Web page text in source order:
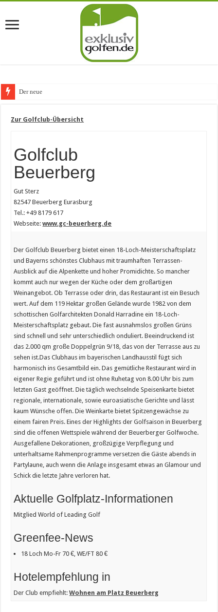
Der neue Trend im Golf
Zur Golfclub-Übersicht
Golfclub
Beuerberg
Gut Sterz
82547 Beuerberg Eurasburg
Tel.: +49 8179 617
Webseite:www.gc-beuerberg.de
Der Golfclub Beuerberg bietet einen 18-Loch-Meisterschaftsplatz
und Bayerns schönstes Clubhaus mit traumhaften Terrassen-
Ausblick auf die Alpenkette und hoher Promidichte. So mancher
kommt auch nur wegen der Küche oder dem großartigen
Weinangebot. Ob Terrasse oder drin, das Restaurant ist ein Besuch
wert. Auf dem 119 Hektar großen Gelände wurde 1982 von dem
schottischen Golfarchitekten Donald Harradine ein 18-Loch-
Meisterschaftsplatz gebaut. Die fast ausnahmslos großen Grüns
sind schnell und sehr unterschiedlich onduliert. Beeindruckend ist
das 2.000 qm große Doppelgrün 9/18, das von der Terrasse aus zu
sehen ist.Das Clubhaus im bayerischen Landhausstil fügt sich
harmonisch ins Gesamtbild ein. Das gemütliche Restaurant wird in
eigener Regie geführt und ist ohne Ruhetag von 8.00 Uhr bis zum
letzten Gast geöffnet. Die täglich wechselnde Speisenkarte bietet
regionale, internationale, sowie euroasiatische Gerichte und lässt
kaum Wünsche offen. Die Weinkarte bietet Spitzengewächse zu
einem fairen Preis. Eines der Highlights der Golfsaison in Beuerberg
sind die offenen Wettspiele während der Beuerberger Golfwoche.
Ausgefallene Dekorationen, großzügige Verpflegung und
unterhaltsame Rahmenprogramme versetzen die Gäste abends in
Partylaune, auch wenn die Anlage insgesamt etwas an Glamour und
Schick die letzte Jahre verloren hat.
Aktuelle Golfplatz-Informationen
Mitglied World of Leading Golf
Greenfee-News
18 Loch Mo-Fr 70 €, WE/FT 80 €
Hotelempfehlung in
Der Club empfiehlt:Wohnen am Platz Beuerberg